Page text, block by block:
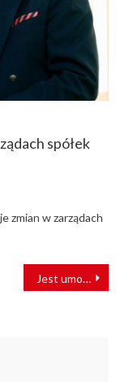
spółek
zmian w zarządach
Jest umowa na modernizację ul. Piekarskiej w Bytomiu